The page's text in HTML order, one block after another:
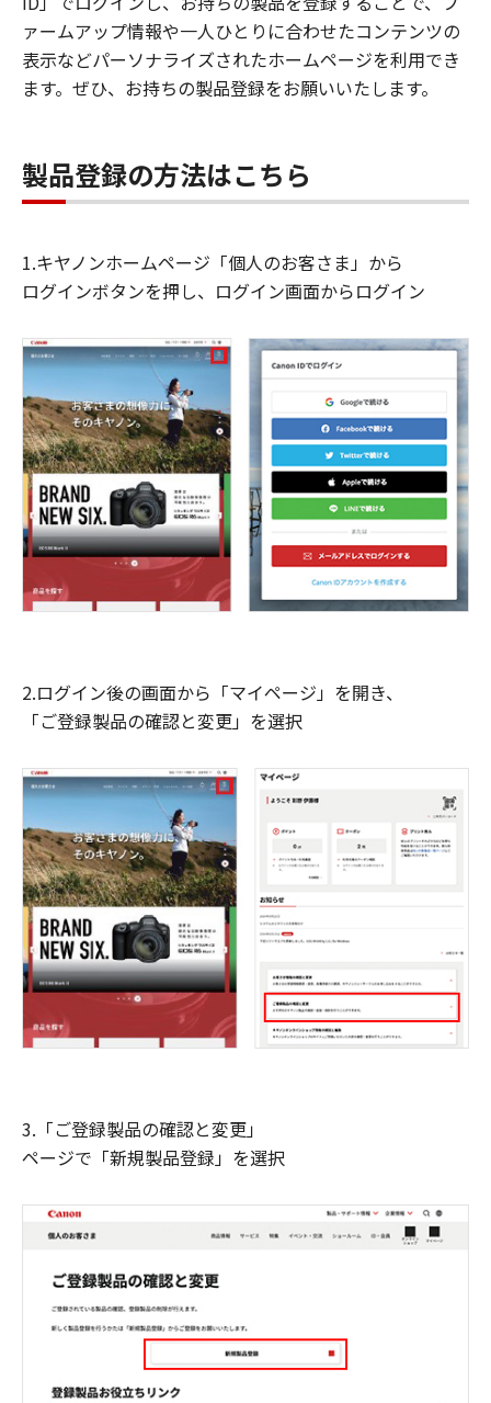
ァームアップ情報や一人ひとりに合わせたコンテンツの
表示などパーソナライズされたホームページを利用でき
ます。ぜひ、お持ちの製品登録をお願いいたします。
製品登録の方法はこちら
1.キヤノンホームページ「個人のお客さま」から
ログインボタンを押し、ログイン画面からログイン
2.ログイン後の画面から「マイページ」を開き、
「ご登録製品の確認と変更」を選択
3.「ご登録製品の確認と変更」
ページで「新規製品登録」を選択